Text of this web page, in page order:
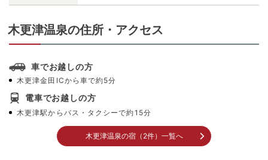
木更津温泉の住所・アクセス
車でお越しの方
木更津金田ICから車で約5分
電車でお越しの方
木更津駅からバス・タクシーで約15分
木更津温泉の宿（2件）一覧へ